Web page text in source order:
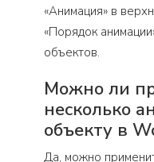
«Анимация» в
«Порядок
объектов.
Можно ли
несколько
объекту в
Да, можно